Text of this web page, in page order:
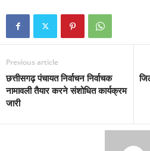
Previous article
छत्तीसगढ़ पंचायत निर्वाचन निर्वाचक
नामावली तैयार करने संशोधित कार्यक्रम
जारी